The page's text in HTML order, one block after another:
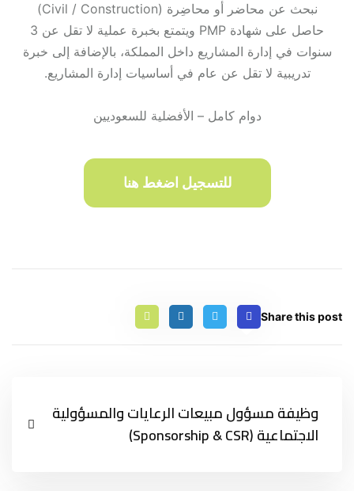
نبحث عن محاضر أو محاضِرة (Civil / Construction)
حاصل على شهادة PMP ويتمتع بخبرة عملية لا تقل عن 3
سنوات في إدارة المشاريع داخل المملكة، بالإضافة إلى خبرة
تدريبية لا تقل عن عام في أساسيات إدارة المشاريع.
دوام كامل – الأفضلية للسعوديين
للتسجيل اضغط هنا
Share this post
وظيفة مسؤول مبيعات الرعايات والمسؤولية
الاجتماعية (Sponsorship & CSR)